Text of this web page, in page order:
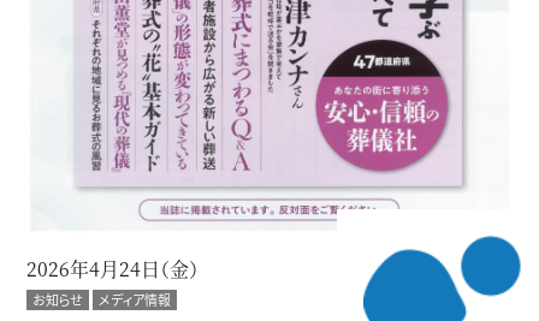
2026年4月24日（金）
お知らせ メディア情報